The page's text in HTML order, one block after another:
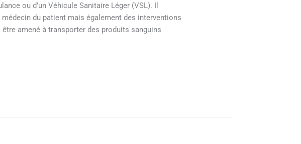
ou d’un Véhicule Sanitaire Léger (VSL). Il
du patient mais également des interventions
amené à transporter des produits sanguins